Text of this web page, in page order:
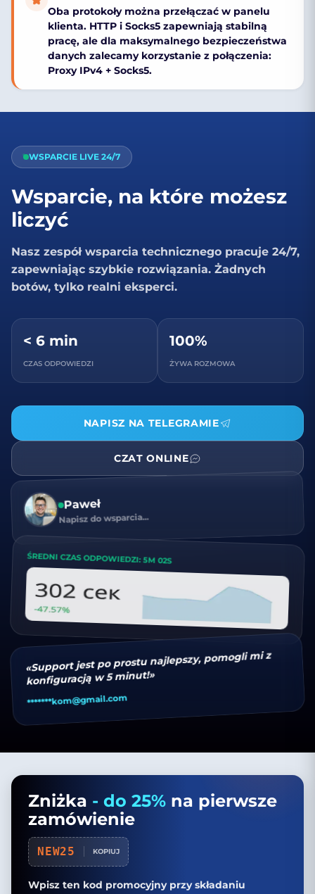
Oba protokoły można przełączać w panelu
klienta. HTTP i Socks5 zapewniają stabilną
pracę, ale dla maksymalnego bezpieczeństwa
danych zalecamy korzystanie z połączenia:
Proxy IPv4 + Socks5.
WSPARCIE LIVE 24/7
Wsparcie, na które możesz
liczyć
Nasz zespół wsparcia technicznego pracuje 24/7,
zapewniając szybkie rozwiązania. Żadnych
botów, tylko realni eksperci.
< 6 min
CZAS ODPOWIEDZI
100%
ŻYWA ROZMOWA
NAPISZ NA TELEGRAMIE
CZAT ONLINE
Paweł
Napisz do wsparcia...
ŚREDNI CZAS ODPOWIEDZI: 5M 02S
«Support jest po prostu najlepszy, pomogli mi z
konfiguracją w 5 minut!»
*******kom@gmail.com
Zniżka - do 25% na pierwsze
zamówienie
NEW25 KOPIUJ
Wpisz ten kod promocyjny przy składaniu